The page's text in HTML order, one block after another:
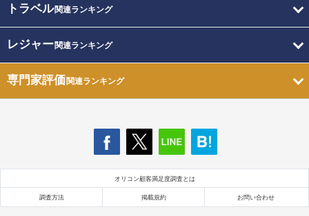
トラベル関連ランキング
レジャー関連ランキング
専門家評価関連ランキング
オリコン顧客満足度調査とは
調査方法 掲載規約 お問い合わせ